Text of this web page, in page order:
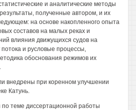
и аналитические методы
полученные автором, и их
на основе накопленного опыта
составов на малых реках и
влияния движущихся судов на
потока и русловые процессы,
обоснования режимов их
внедрены при коренном улучшении
Катунь.
по теме диссертационной работы